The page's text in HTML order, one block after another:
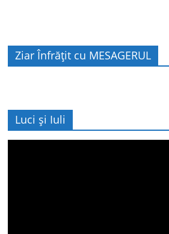
Ziar Înfrățit cu MESAGERUL
Luci și Iuli